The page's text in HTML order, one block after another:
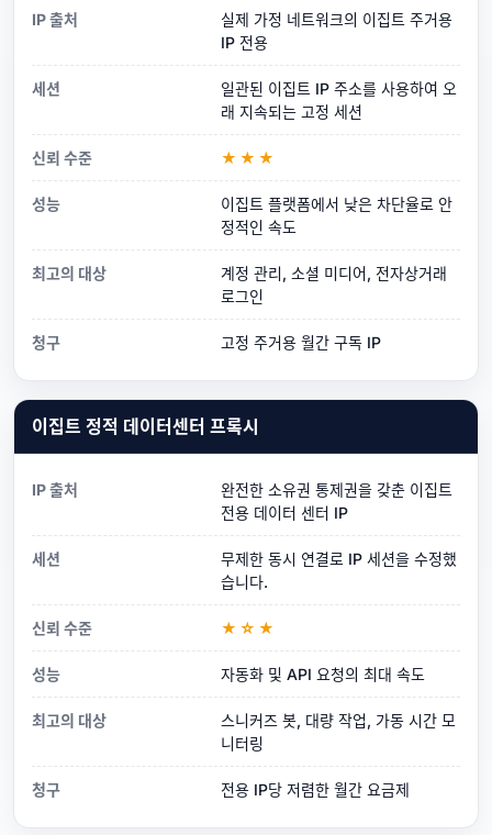
IP 출처
실제 가정 네트워크의 이집트 주거용
IP 전용
세션
일관된 이집트 IP 주소를 사용하여 오
래 지속되는 고정 세션
신뢰 수준 ★★★
성능
이집트 플랫폼에서 낮은 차단율로 안
정적인 속도
최고의 대상
계정 관리, 소셜 미디어, 전자상거래
로그인
청구 고정 주거용 월간 구독 IP
이집트 정적 데이터센터 프록시
IP 출처
완전한 소유권 통제권을 갖춘 이집트
전용 데이터 센터 IP
세션
무제한 동시 연결로 IP 세션을 수정했
습니다.
신뢰 수준 ★☆★
성능 자동화 및 API 요청의 최대 속도
최고의 대상
스니커즈 봇, 대량 작업, 가동 시간 모
니터링
청구 전용 IP당 저렴한 월간 요금제